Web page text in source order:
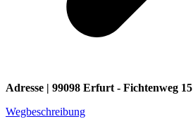
Adresse | 99098 Erfurt - Fichtenweg 15
Wegbeschreibung